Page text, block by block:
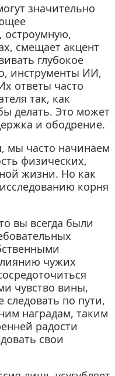
значительно
остроумную,
смещает акцент
глубокое
инструменты ИИ,
ответы часто
так, как
делать. Это может
и ободрение.
мы часто начинаем
физических,
жизни. Но как
корня
вы всегда были
чужих
чувство вины,
по пути,
наградам, таким
радости
свои